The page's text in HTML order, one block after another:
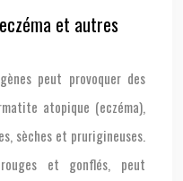
et autres
peut provoquer des
atopique (eczéma),
sèches et prurigineuses.
et gonflés, peut